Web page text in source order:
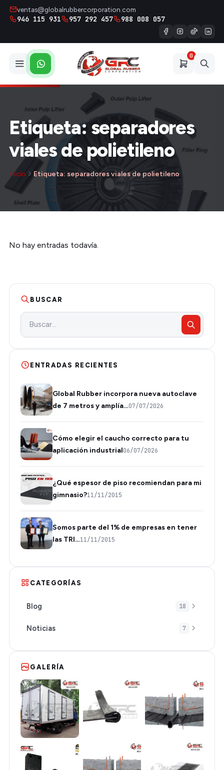
ventas@globalrubbercorporation.com
946 115 931 957 292 457 988 008 057
0
Etiqueta: separadores
viales de polietileno
Inicio Etiqueta: separadores viales de polietileno
No hay entradas todavía.
BUSCAR
ENTRADAS RECIENTES
Global Rubber incorpora nueva autoclave
de 7 metros y amplía…07/07/2026
Cómo elegir el caucho correcto para tu
aplicación industrial06/07/2026
¿Qué espesor de piso recomiendan para mi
gimnasio?11/11/2015
Somos parte del 1% de empresas en tener
las TRI…11/11/2015
CATEGORÍAS
Blog 18
Noticias 7
GALERÍA